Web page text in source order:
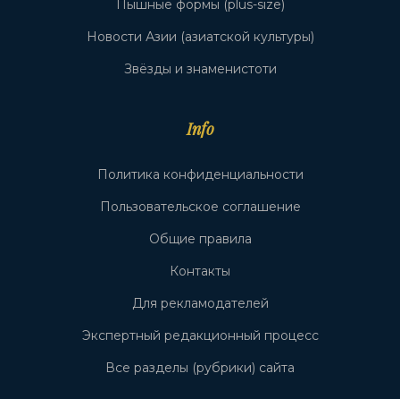
Пышные формы (plus-size)
Новости Азии (азиатской культуры)
Звёзды и знаменистоти
Info
Политика конфиденциальности
Пользовательское соглашение
Общие правила
Контакты
Для рекламодателей
Экспертный редакционный процесс
Все разделы (рубрики) сайта